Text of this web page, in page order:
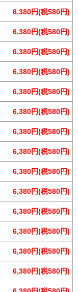
6,380円(税580円)
6,380円(税580円)
6,380円(税580円)
6,380円(税580円)
6,380円(税580円)
6,380円(税580円)
6,380円(税580円)
6,380円(税580円)
6,380円(税580円)
6,380円(税580円)
6,380円(税580円)
6,380円(税580円)
6,380円(税580円)
6,380円(税580円)